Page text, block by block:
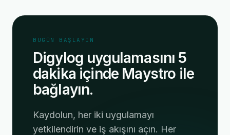
BUGÜN BAŞLAYIN
Digylog uygulamasını 5
dakika içinde Maystro ile
bağlayın.
Kaydolun, her iki uygulamayı
yetkilendirin ve iş akışını açın. Her